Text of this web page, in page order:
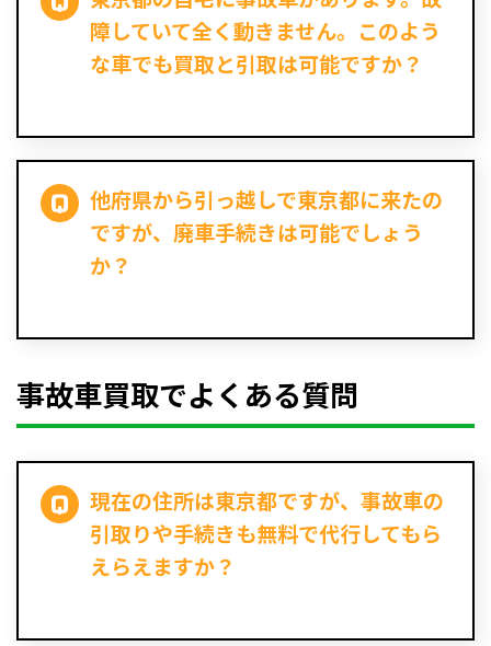
障していて全く動きません。このよう
な車でも買取と引取は可能ですか？
他府県から引っ越しで東京都に来たの
ですが、廃車手続きは可能でしょう
か？
事故車買取でよくある質問
現在の住所は東京都ですが、事故車の
引取りや手続きも無料で代行してもら
えらえますか？